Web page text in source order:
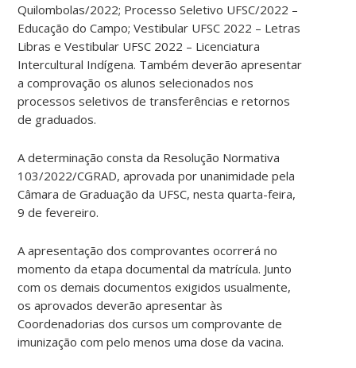
Quilombolas/2022; Processo Seletivo UFSC/2022 –
Educação do Campo; Vestibular UFSC 2022 – Letras
Libras e Vestibular UFSC 2022 – Licenciatura
Intercultural Indígena. Também deverão apresentar
a comprovação os alunos selecionados nos
processos seletivos de transferências e retornos
de graduados.
A determinação consta da Resolução Normativa
103/2022/CGRAD, aprovada por unanimidade pela
Câmara de Graduação da UFSC, nesta quarta-feira,
9 de fevereiro.
A apresentação dos comprovantes ocorrerá no
momento da etapa documental da matrícula. Junto
com os demais documentos exigidos usualmente,
os aprovados deverão apresentar às
Coordenadorias dos cursos um comprovante de
imunização com pelo menos uma dose da vacina.